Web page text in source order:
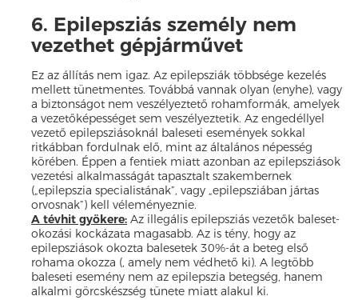
6. Epilepsziás személy nem
vezethet gépjárművet
Ez az állítás nem igaz. Az epilepsziák többsége kezelés
mellett tünetmentes. Továbbá vannak olyan (enyhe), vagy
a biztonságot nem veszélyeztető rohamformák, amelyek
a vezetőképességet sem veszélyeztetik. Az engedéllyel
vezető epilepsziásoknál baleseti események sokkal
ritkábban fordulnak elő, mint az általános népesség
körében. Éppen a fentiek miatt azonban az epilepsziások
vezetési alkalmasságát tapasztalt szakembernek
(„epilepszia specialistának”, vagy „epilepsziában jártas
orvosnak”) kell véleményeznie.
A tévhit gyökere: Az illegális epilepsziás vezetők baleset-
okozási kockázata magasabb. Az is tény, hogy az
epilepsziások okozta balesetek 30%-át a beteg első
rohama okozza (, amely nem védhető ki). A legtöbb
baleseti esemény nem az epilepszia betegség, hanem
alkalmi görcskészség tünete miatt alakul ki.